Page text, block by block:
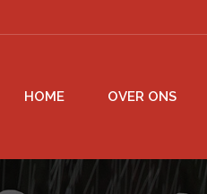
HOME OVER ONS